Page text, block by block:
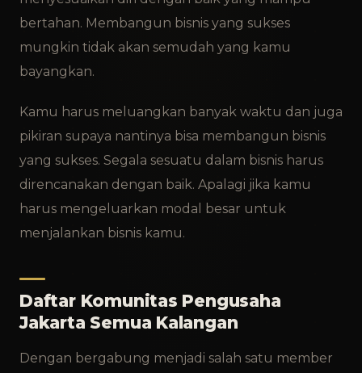
bertahan. Membangun bisnis yang sukses
mungkin tidak akan semudah yang kamu
bayangkan.
Kamu harus meluangkan banyak waktu dan juga
pikiran supaya nantinya bisa membangun bisnis
yang sukses. Segala sesuatu dalam bisnis harus
direncanakan dengan baik. Apalagi jika kamu
harus mengeluarkan modal besar untuk
menjalankan bisnis kamu.
Daftar Komunitas Pengusaha
Jakarta Semua Kalangan
Dengan bergabung menjadi salah satu member